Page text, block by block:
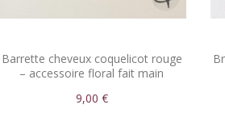
Barrette cheveux coquelicot rouge
– accessoire floral fait main
9,00 €